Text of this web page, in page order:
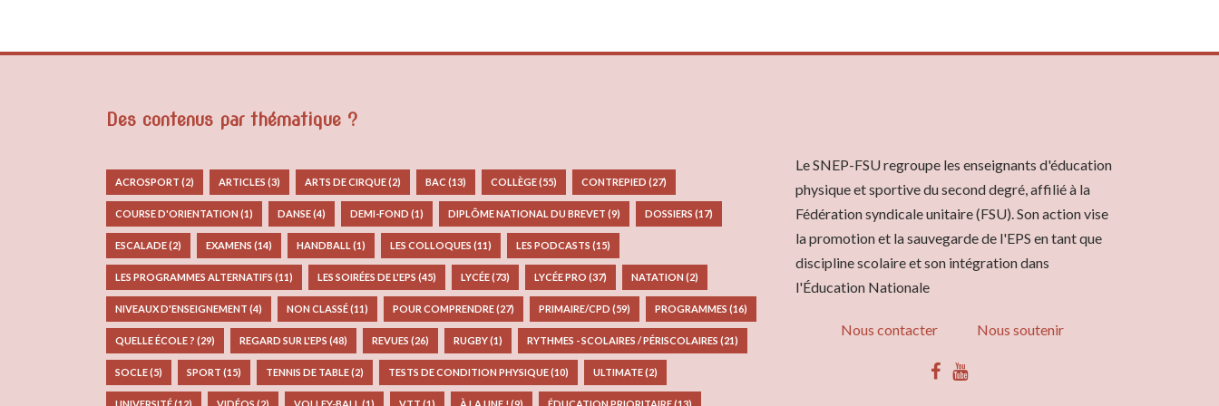
Des contenus par thématique ?
ACROSPORT (2) ARTICLES (3) ARTS DE CIRQUE(2) BAC (13) COLLÈGE(55) CONTREPIED (27)
COURSE D'ORIENTATION (1) DANSE(4) DEMI-FOND (1) DIPLÔME NATIONAL DU BREVET (9) DOSSIERS (17)
ESCALADE(2) EXAMENS (14) HANDBALL (1) LES COLLOQUES (11) LES PODCASTS (15)
LES PROGRAMMES ALTERNATIFS (11) LES SOIRÉES DE L'EPS (45) LYCÉE(73) LYCÉE PRO (37) NATATION (2)
NIVEAUX D'ENSEIGNEMENT (4) NON CLASSÉ(11) POUR COMPRENDRE(27) PRIMAIRE/CPD (59) PROGRAMMES (16)
QUELLE ÉCOLE ? (29) REGARD SUR L'EPS (48) REVUES (26) RUGBY(1) RYTHMES - SCOLAIRES / PÉRISCOLAIRES (21)
SOCLE(5) SPORT (15) TENNIS DE TABLE(2) TESTS DE CONDITION PHYSIQUE(10) ULTIMATE(2)
UNIVERSITÉ(12) VIDÉOS (2) VOLLEY-BALL (1) VTT (1) À LA UNE ! (9) ÉDUCATION PRIORITAIRE(13)
Le SNEP-FSU regroupe les enseignants d'éducation
physique et sportive du second degré, affilié à la
Fédération syndicale unitaire (FSU). Son action vise
la promotion et la sauvegarde de l'EPS en tant que
discipline scolaire et son intégration dans
l'Éducation Nationale
Nous contacter Nous soutenir